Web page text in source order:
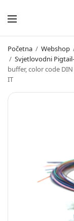
Početna / Webshop
/ Svjetlovodni
buffer, color code DIN
IT